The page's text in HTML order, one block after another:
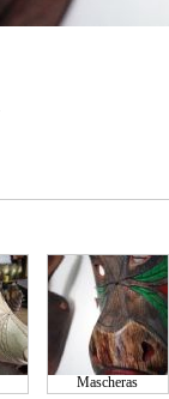
Mascheras